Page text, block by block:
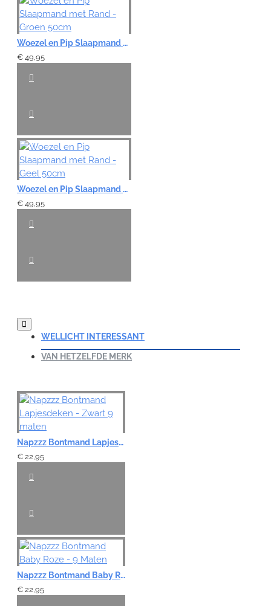
Woezel en Pip Slaapmand met Rand - Groen 50cm
€ 49,95
Woezel en Pip Slaapmand met Rand - Geel 50cm
€ 49,95
WELLICHT INTERESSANT
VAN HETZELFDE MERK
Napzzz Bontmand Lapjesdeken - Zwart 9 maten
€ 22,95
Napzzz Bontmand Baby Roze - 9 Maten
€ 22,95